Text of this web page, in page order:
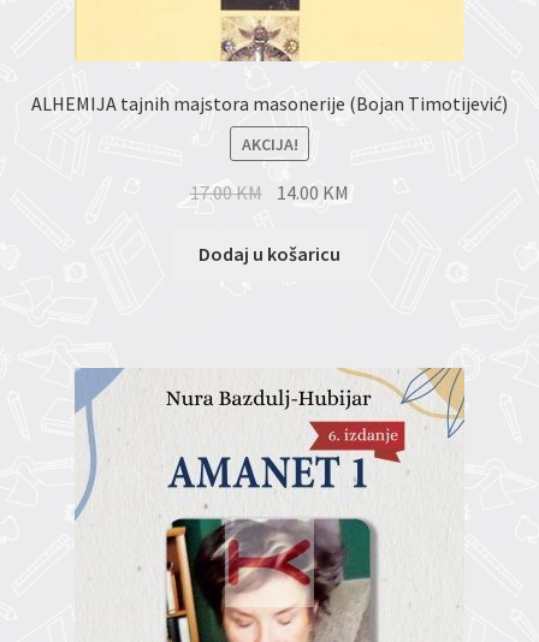
ALHEMIJA tajnih majstora masonerije (Bojan Timotijević)
AKCIJA!
17.00KM 14.00 KM
Dodaj u košaricu